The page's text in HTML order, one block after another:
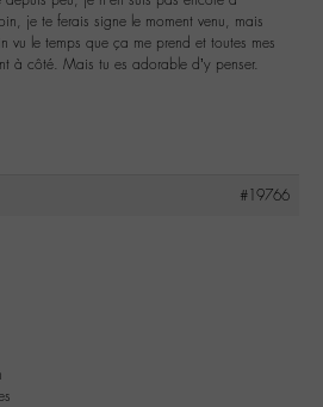
je te ferais signe le moment venu, mais
vu le temps que ça me prend et toutes mes
à côté. Mais tu es adorable d’y penser.
#19766